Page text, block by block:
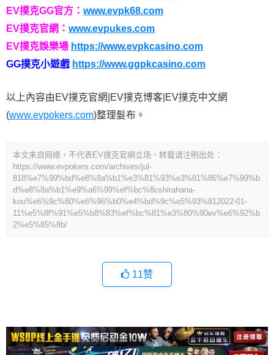
EV撲克GG官方： www.evpk68.com
EV撲克官網： www.evpukes.com
EV撲克娛樂場 https://www.evpkcasino.com
GG撲克小遊戲 https://www.ggpkcasino.com
以上內容由EV撲克官網|EV撲克博客|EV撲克中文網
(www.evpokers.com)整理髮布。
本文来自网络，不代表EV撲克官網立场，转载请注明出处：
https://www.evpokers.com/archives/jul-
818%e7%99%bd%e8%8a%b1%e3%81%93%e3%81%86%e7%99%b
d%e8%8a%b1%e9%a6%99%ef%bc%8cshirahana-
kou%e6%9c%80%e6%96%b0%e4%bd%9c%e5%93%812022-01-
11%e5%8f%91%e5%b8%83%ef%bc%81%e3%80%90ev%e6%92%b
2%e5%85%8b/
11赞